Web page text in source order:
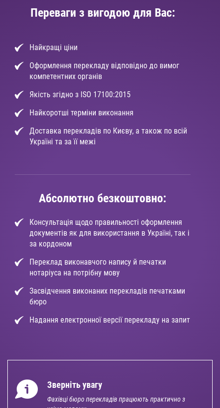
Переваги з вигодою для Вас:
Найкращі ціни
Оформлення перекладу відповідно до вимог
компетентних органів
Якість згідно з ISO 17100:2015
Найкоротші терміни виконання
Доставка перекладів по Києву, а також по всій
Україні та за її межі
Абсолютно безкоштовно:
Консультація щодо правильності оформлення
документів як для використання в Україні, так і
за кордоном
Переклад виконавчого напису й печатки
нотаріуса на потрібну мову
Засвідчення виконаних перекладів печатками
бюро
Надання електронної версії перекладу на запит
Зверніть увагу
Фахівці бюро перекладів працюють практично з